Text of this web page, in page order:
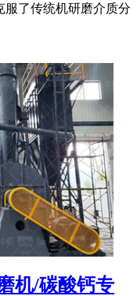
服了传统机研磨介质分
机/碳酸钙专